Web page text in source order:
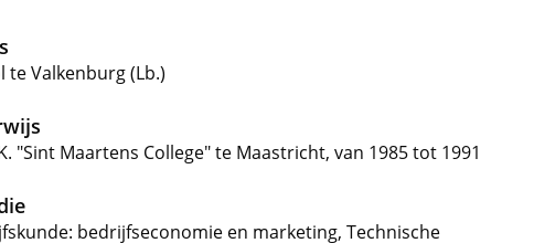
te Valkenburg (Lb.)
"Sint Maartens College" te Maastricht, van 1985 tot 1991
bedrijfseconomie en marketing, Technische